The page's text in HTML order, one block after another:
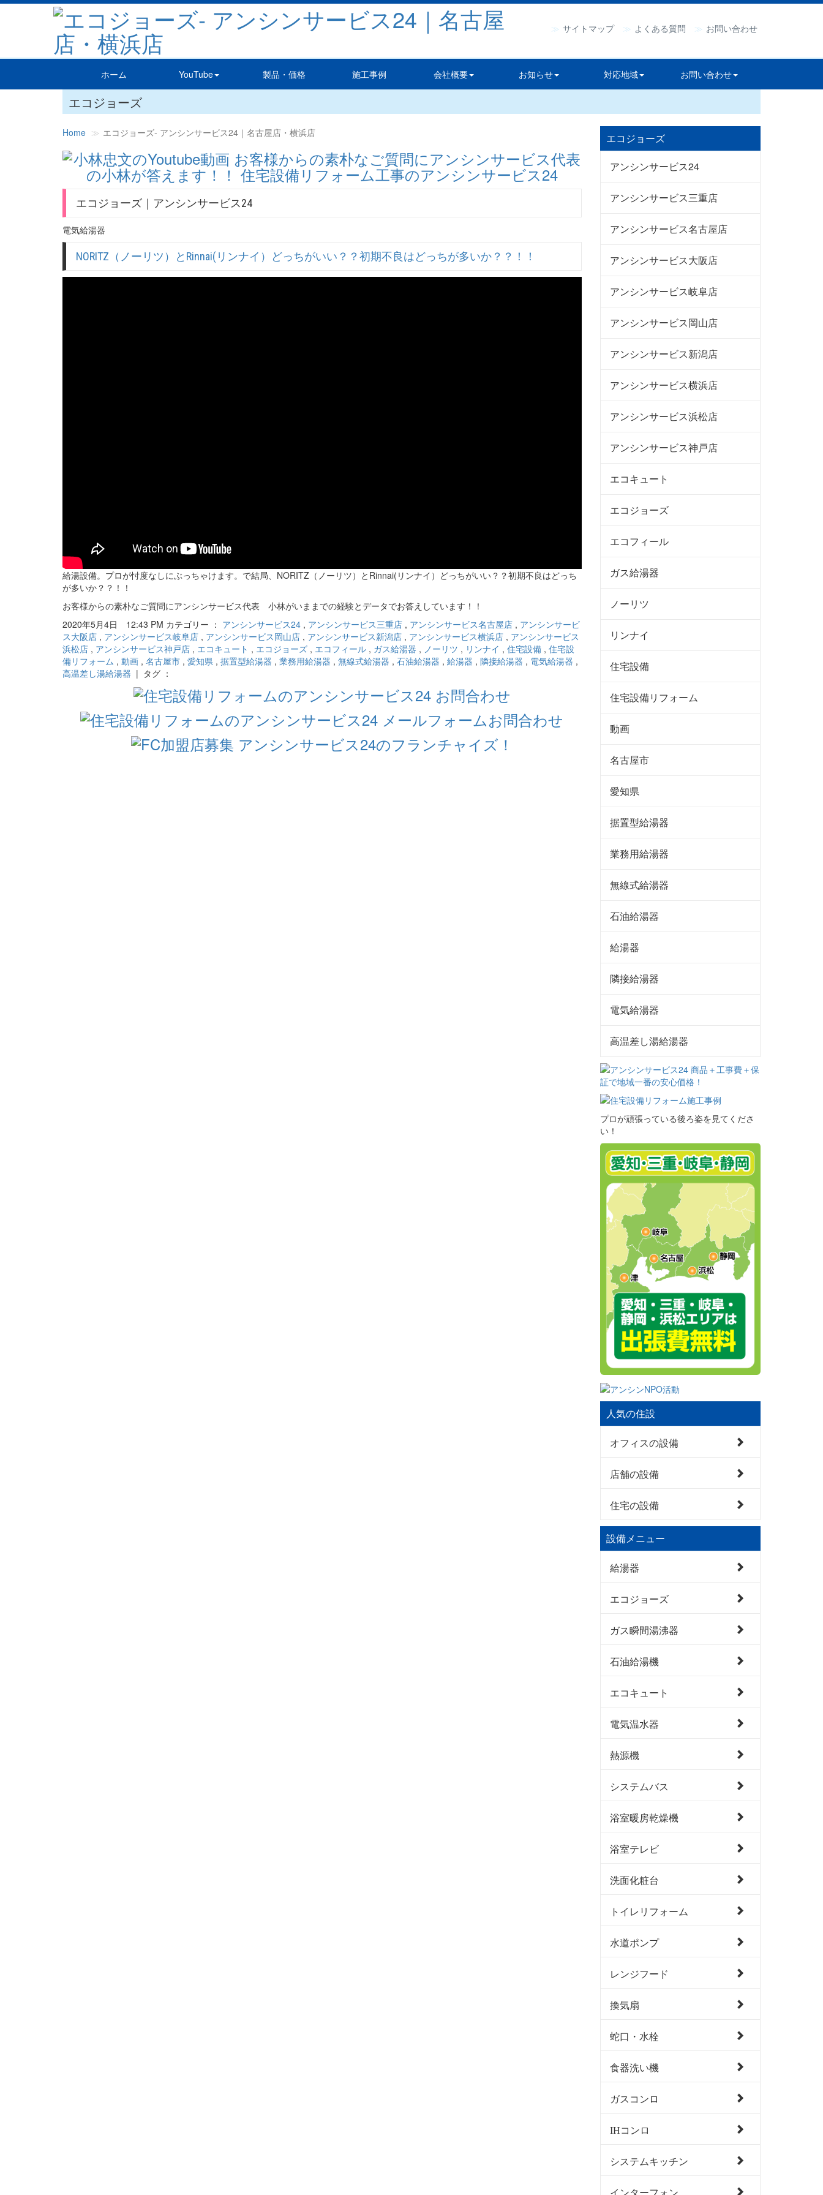
サイトマップ よくある質問 お問い合わせ
ホーム YouTube 製品・価格 施工事例 会社概要 お知らせ 対応地域 お問い合わせ
エコジョーズ
Home エコジョーズ‐ アンシンサービス24｜名古屋店・横浜店
エコジョーズ｜アンシンサービス24
電気給湯器
NORITZ（ノーリツ）とRinnai(リンナイ）どっちがいい？？初期不良はどっちが多いか？？！！
給湯設備。プロが忖度なしにぶっちゃけます。で結局、NORITZ（ノーリツ）とRinnai(リンナイ）どっちがいい？？初期不良はどっち
が多いか？？！！
お客様からの素朴なご質問にアンシンサービス代表 小林がいままでの経験とデータでお答えしています！！
2020年5月4日 12:43 PM カテゴリー ： アンシンサービス24 , アンシンサービス三重店 , アンシンサービス名古屋店 , アンシンサービ
ス大阪店 , アンシンサービス岐阜店 , アンシンサービス岡山店 , アンシンサービス新潟店 , アンシンサービス横浜店 , アンシンサービス
浜松店 , アンシンサービス神戸店 , エコキュート , エコジョーズ , エコフィール , ガス給湯器 , ノーリツ , リンナイ , 住宅設備 , 住宅設
備リフォーム , 動画 , 名古屋市 , 愛知県 , 据置型給湯器 , 業務用給湯器 , 無線式給湯器 , 石油給湯器 , 給湯器 , 隣接給湯器 , 電気給湯器 ,
高温差し湯給湯器 | タグ ：
エコジョーズ
アンシンサービス24
アンシンサービス三重店
アンシンサービス名古屋店
アンシンサービス大阪店
アンシンサービス岐阜店
アンシンサービス岡山店
アンシンサービス新潟店
アンシンサービス横浜店
アンシンサービス浜松店
アンシンサービス神戸店
エコキュート
エコジョーズ
エコフィール
ガス給湯器
ノーリツ
リンナイ
住宅設備
住宅設備リフォーム
動画
名古屋市
愛知県
据置型給湯器
業務用給湯器
無線式給湯器
石油給湯器
給湯器
隣接給湯器
電気給湯器
高温差し湯給湯器
プロが頑張っている後ろ姿を見てくださ
い！
人気の住設
オフィスの設備
店舗の設備
住宅の設備
設備メニュー
給湯器
エコジョーズ
ガス瞬間湯沸器
石油給湯機
エコキュート
電気温水器
熱源機
システムバス
浴室暖房乾燥機
浴室テレビ
洗面化粧台
トイレリフォーム
水道ポンプ
レンジフード
換気扇
蛇口・水栓
食器洗い機
ガスコンロ
IHコンロ
システムキッチン
インターフォン